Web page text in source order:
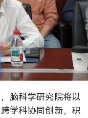
脑科学研究院将以
学科协同创新，积